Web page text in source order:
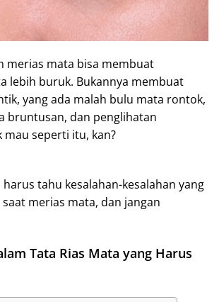
merias mata bisa membuat
lebih buruk. Bukannya membuat
yang ada malah bulu mata rontok,
bruntusan, dan penglihatan
mau seperti itu, kan?
tahu kesalahan-kesalahan yang
merias mata, dan jangan
Tata Rias Mata yang Harus